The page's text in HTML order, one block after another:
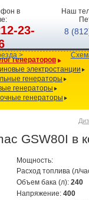
в
23-
>
Наш
8
генераторов
электростанции
генераторы
генераторы
генераторы
GSW80I в
Мощность:
Расход топлива (л/
Объем бака (л): 240
Напряжение: 400